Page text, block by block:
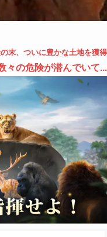
末、ついに豊かな土地を獲得
々の危険が潜んでいて...